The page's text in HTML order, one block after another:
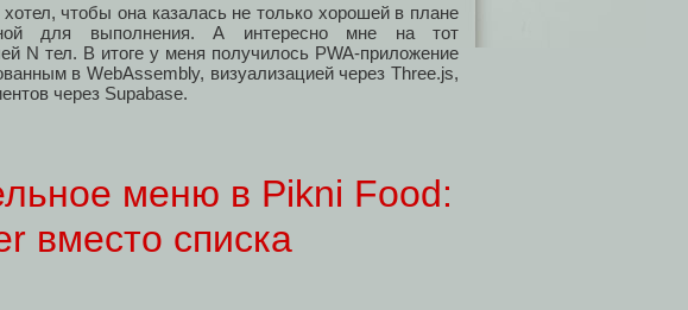
чтобы она казалась не только хорошей в плане
для выполнения. А интересно мне на тот
N тел. В итоге у меня получилось PWA‑приложение
в WebAssembly, визуализацией через Three.js,
через Supabase.
меню в Pikni Food:
вместо списка